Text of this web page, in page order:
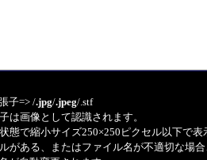
子=> /.jpg/.jpeg/.stf
は画像として認識されます。
態で縮小サイズ250×250ピクセル以下で表
がある、またはファイル名が不適切な場